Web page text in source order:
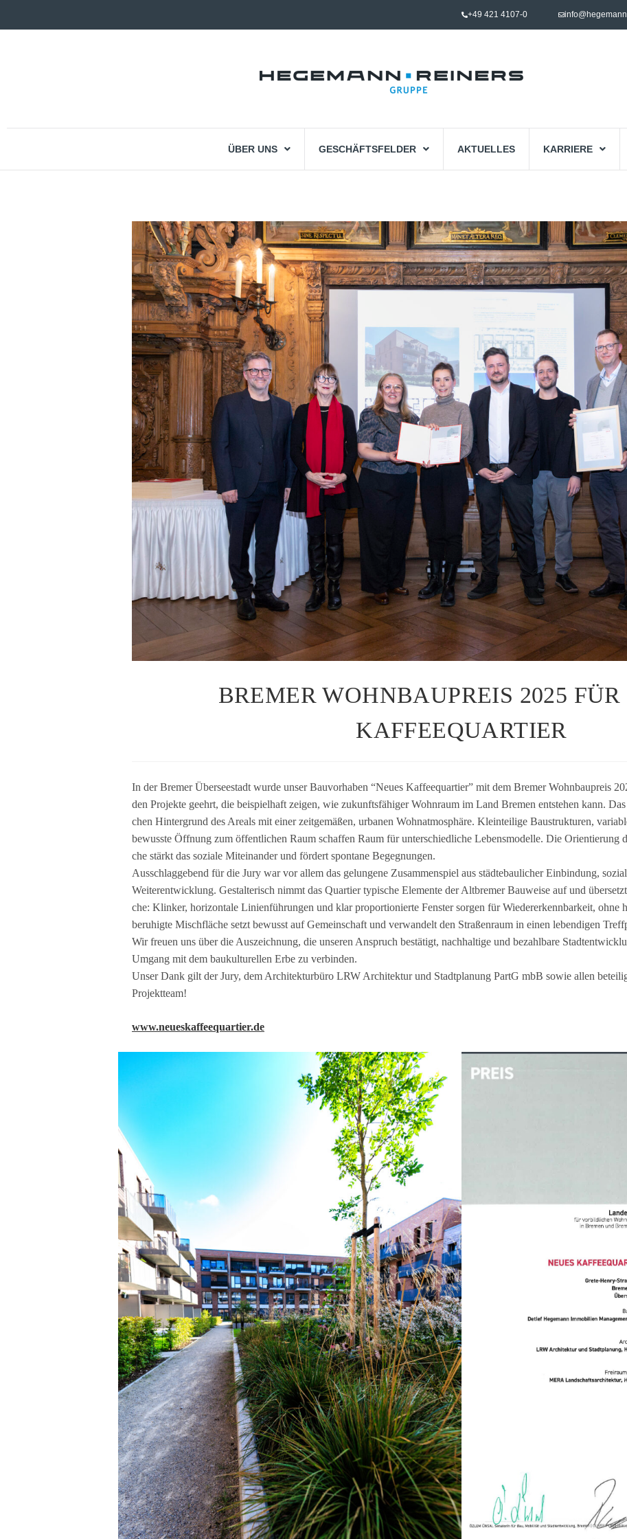
+49 421 4107-0
ÜBER UNS GESCHÄFTSFELDER AKTUELLES KARRIERE
BREMER WOHNBAUPREIS 2025 FÜR
KAFFEEQUARTIER
In der Bre­mer Über­see­stadt wurde unser Bau­vor­ha­ben “Neues Kaf­fee­quar­tier” mit dem Bre­mer Wohn­bau­preis
den Pro­jekte geehrt, die bei­spiel­haft zei­gen, wie zukunfts­fä­hi­ger Wohn­raum im Land Bre­men ent­ste­hen kann.
chen Hin­ter­grund des Are­als mit einer zeit­ge­mä­ßen, urba­nen Wohnat­mo­sphäre. Klein­tei­lige Bau­struk­tu­ren,
bewusste Öff­nung zum öffent­li­chen Raum schaf­fen Raum für unter­schied­li­che Lebens­mo­delle. Die
che stärkt das soziale Mit­ein­an­der und för­dert spon­tane Begeg­nun­gen.
Aus­schlag­ge­bend für die Jury war vor allem das gelun­gene Zusam­men­spiel aus städ­te­bau­li­cher Ein­bin­dung,
Wei­ter­ent­wick­lung. Gestal­te­risch nimmt das Quar­tier typi­sche Ele­mente der Alt­bre­mer Bau­weise auf und
che: Klin­ker, hori­zon­tale Lini­en­füh­run­gen und klar pro­por­tio­nierte Fens­ter sor­gen für Wie­der­erkenn­bar­keit,
be­ru­higte Misch­flä­che setzt bewusst auf Gemein­schaft und ver­wan­delt den Stra­ßen­raum in einen leben­di­gen
Wir freuen uns über die Aus­zeich­nung, die unse­ren Anspruch bestä­tigt, nach­hal­tige und bezahl­bare
Umgang mit dem bau­kul­tu­rel­len Erbe zu ver­bin­den.
Unser Dank gilt der Jury, dem Archi­tek­tur­büro LRW Archi­tek­tur und Stadt­pla­nung PartG mbB sowie allen
Projektteam!
www.neueskaffeequartier.de